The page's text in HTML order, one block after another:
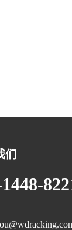
们